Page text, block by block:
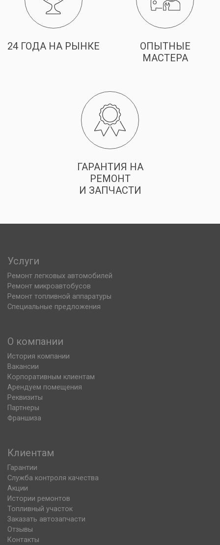
24 ГОДА НА РЫНКЕ
ОПЫТНЫЕ
МАСТЕРА
ГАРАНТИЯ НА
РЕМОНТ
И ЗАПЧАСТИ
Услуги
Ремонт легковых автомобилей
Ремонт микроавтобусов
Ремонт топливной аппаратуры
Специальные предложения
О компании
История компании
Вакансии
Корпоративным клиентам
Арендуем помещения
Реквизиты
Партнеры
Франшиза
Клиентам
Гарантии
Служба контроля качества
Акции
Истории ремонтов
Топливный участок
Заказать автозапчасти
Отзывы
Контакты